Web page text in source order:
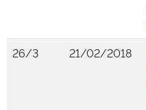
26/3
21/02/2018